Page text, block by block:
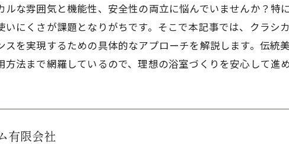
な雰囲気と機能性、安全性の両立に悩んでいませんか？特
にくさが課題となりがちです。そこで本記事では、クラシ
を実現するための具体的なアプローチを解説します。伝統
法まで網羅しているので、理想の浴室づくりを安心して進
有限会社